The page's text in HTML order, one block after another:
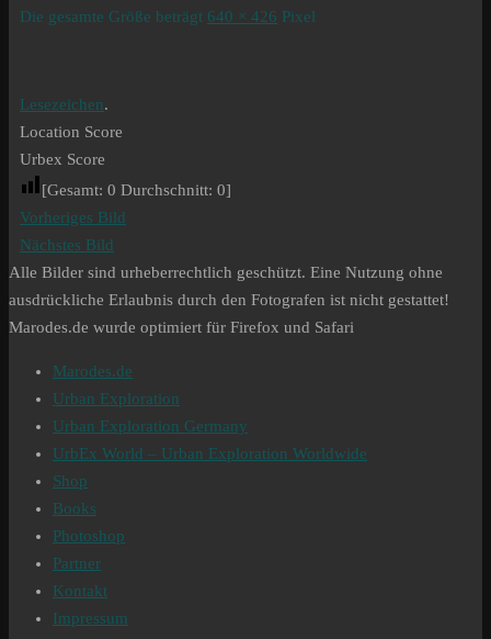
Die gesamte Größe beträgt 640 × 426 Pixel
Lesezeichen.
Location Score
Urbex Score
[Gesamt: 0 Durchschnitt: 0]
Vorheriges Bild
Nächstes Bild
Alle Bilder sind urheberrechtlich geschützt. Eine Nutzung ohne
ausdrückliche Erlaubnis durch den Fotografen ist nicht gestattet!
Marodes.de wurde optimiert für Firefox und Safari
Marodes.de
Urban Exploration
Urban Exploration Germany
UrbEx World – Urban Exploration Worldwide
Shop
Books
Photoshop
Partner
Kontakt
Impressum